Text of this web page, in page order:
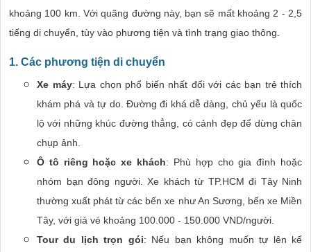
khoảng 100 km. Với quãng đường này, bạn sẽ mất khoảng 2 - 2,5
tiếng di chuyển, tùy vào phương tiện và tình trạng giao thông.
1. Các phương tiện di chuyển
Xe máy: Lựa chọn phổ biến nhất đối với các bạn trẻ thích
khám phá và tự do. Đường đi khá dễ dàng, chủ yếu là quốc
lộ với những khúc đường thẳng, có cảnh đẹp để dừng chân
chụp ảnh.
Ô tô riêng hoặc xe khách: Phù hợp cho gia đình hoặc
nhóm bạn đông người. Xe khách từ TP.HCM đi Tây Ninh
thường xuất phát từ các bến xe như An Sương, bến xe Miền
Tây, với giá vé khoảng 100.000 - 150.000 VND/người.
Tour du lịch trọn gói: Nếu bạn không muốn tự lên kế